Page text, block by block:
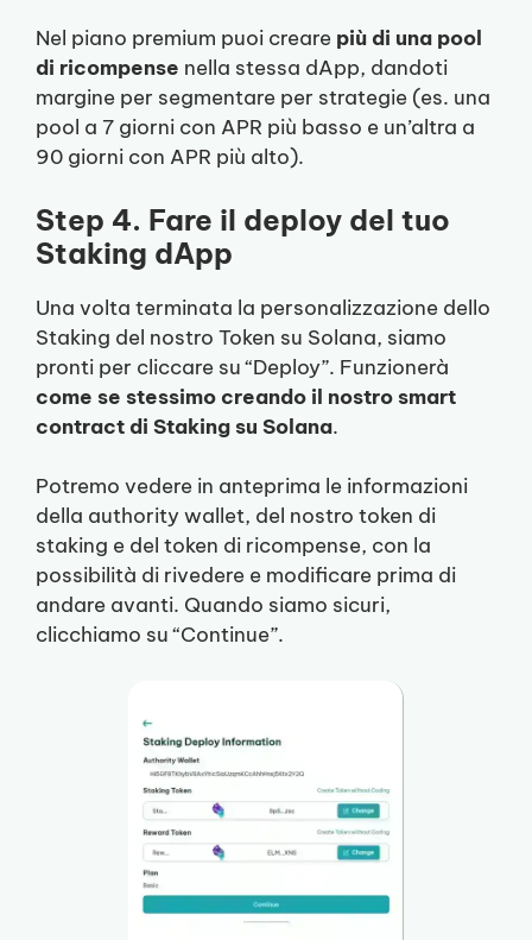
Nel piano premium puoi creare più di una pool
di ricompense nella stessa dApp, dandoti
margine per segmentare per strategie (es. una
pool a 7 giorni con APR più basso e un’altra a
90 giorni con APR più alto).
Step 4. Fare il deploy del tuo
Staking dApp
Una volta terminata la personalizzazione dello
Staking del nostro Token su Solana, siamo
pronti per cliccare su “Deploy”. Funzionerà
come se stessimo creando il nostro smart
contract di Staking su Solana.
Potremo vedere in anteprima le informazioni
della authority wallet, del nostro token di
staking e del token di ricompense, con la
possibilità di rivedere e modificare prima di
andare avanti. Quando siamo sicuri,
clicchiamo su “Continue”.